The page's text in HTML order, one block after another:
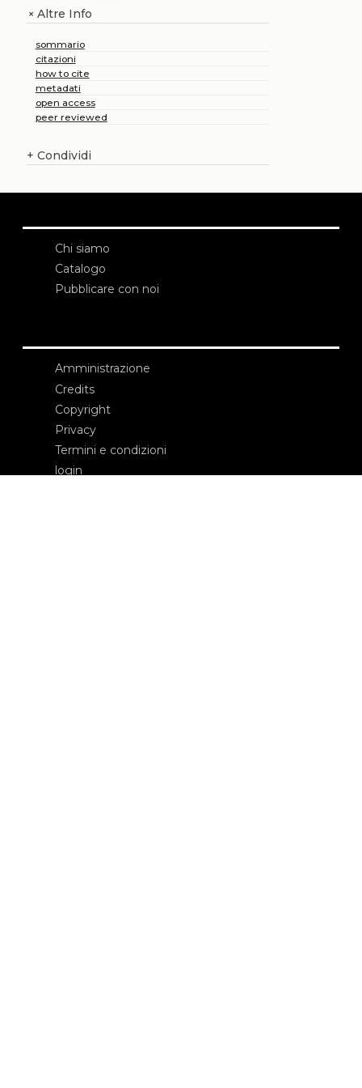
+Altre Info
sommario
citazioni
how to cite
metadati
open access
peer reviewed
+ Condividi
Chi siamo
Catalogo
Pubblicare con noi
Amministrazione
Credits
Copyright
Privacy
Termini e condizioni
login